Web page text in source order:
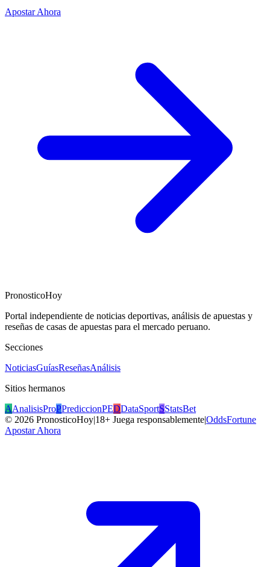
Apostar Ahora
PronosticoHoy
Portal independiente de noticias deportivas, análisis de apuestas y
reseñas de casas de apuestas para el mercado peruano.
Secciones
NoticiasGuíasReseñasAnálisis
Sitios hermanos
AAnalisisProPPrediccionPEDDataSportSStatsBet
© 2026 PronosticoHoy|18+ Juega responsablemente|OddsFortune
Apostar Ahora